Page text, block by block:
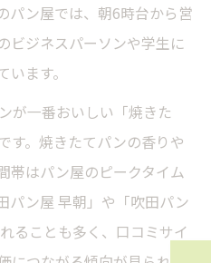
パン屋では、朝6時台から営
ビジネスパーソンや学生に
ます。
が一番おいしい「焼きた
す。焼きたてパンの香りや
帯はパン屋のピークタイム
パン屋 早朝」や「吹田パン
ることも多く、口コミサイ